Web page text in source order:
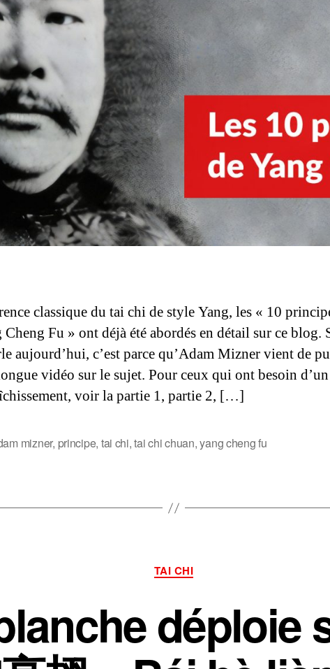
classique du tai chi de style Yang, les « 10
Cheng Fu » ont déjà été abordés en détail sur ce blog.
aujourd’hui, c’est parce qu’Adam Mizner vient de
vidéo sur le sujet. Pour ceux qui ont besoin
voir la partie 1, partie 2, […]
mizner, principe, tai chi,tai chi chuan,yang cheng fu
Catégories
TAI CHI
déploie